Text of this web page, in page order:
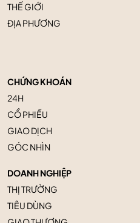
THẾ GIỚI
ĐỊA PHƯƠNG
CHỨNG KHOÁN
24H
CỔ PHIẾU
GIAO DỊCH
GÓC NHÌN
DOANH NGHIỆP
THỊ TRƯỜNG
TIÊU DÙNG